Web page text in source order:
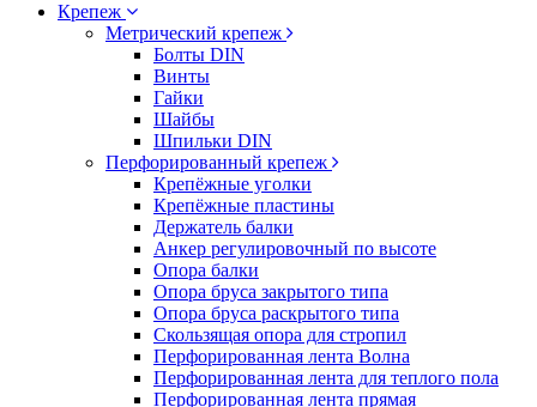
Крепеж
Метрический крепеж
Болты DIN
Винты
Гайки
Шайбы
Шпильки DIN
Перфорированный крепеж
Крепёжные уголки
Крепёжные пластины
Держатель балки
Анкер регулировочный по высоте
Опора балки
Опора бруса закрытого типа
Опора бруса раскрытого типа
Скользящая опора для стропил
Перфорированная лента Волна
Перфорированная лента для теплого пола
Перфорированная лента прямая